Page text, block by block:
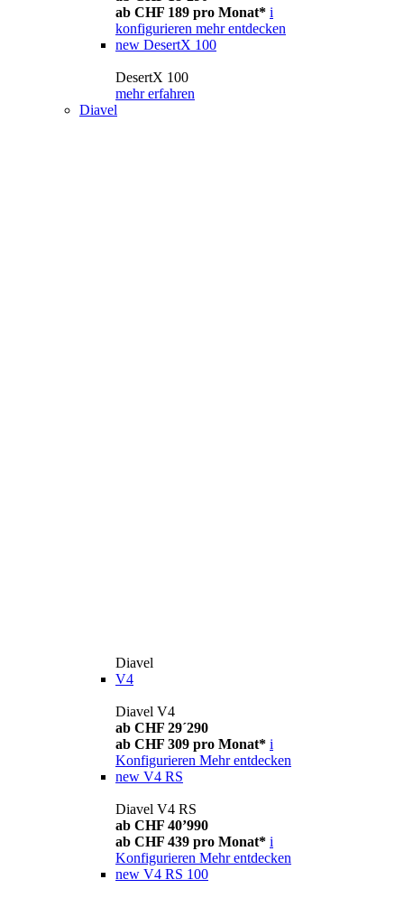
ab CHF 189 pro Monat* i
konfigurieren mehr entdecken
new DesertX 100
DesertX 100
mehr erfahren
Diavel
Diavel
V4
Diavel V4
ab CHF 29´290
ab CHF 309 pro Monat* i
Konfigurieren Mehr entdecken
new V4 RS
Diavel V4 RS
ab CHF 40’990
ab CHF 439 pro Monat* i
Konfigurieren Mehr entdecken
new V4 RS 100